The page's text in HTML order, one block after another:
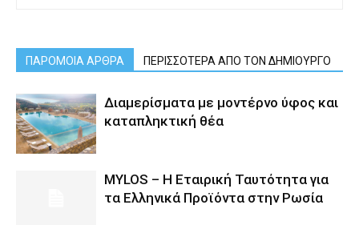
ΠΑΡΟΜΟΙΑ ΑΡΘΡΑ ΠΕΡΙΣΣΟΤΕΡΑ ΑΠΟ ΤΟΝ ΔΗΜΙΟΥΡΓΟ
Διαμερίσματα με μοντέρνο ύφος και
καταπληκτική θέα
MYLOS – Η Εταιρική Ταυτότητα για
τα Ελληνικά Προϊόντα στην Ρωσία